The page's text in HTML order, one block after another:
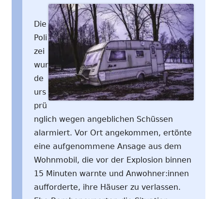
Die
Poli
zei
wur
de
urs
prü
nglich wegen angeblichen Schüssen
alarmiert. Vor Ort angekommen, ertönte
eine aufgenommene Ansage aus dem
Wohnmobil, die vor der Explosion binnen
15 Minuten warnte und Anwohner:innen
aufforderte, ihre Häuser zu verlassen.